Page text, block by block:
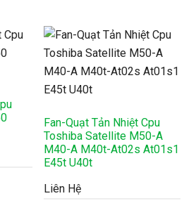
Fan-Quạt Tản Nhiệt Cpu
Toshiba Satellite M50-A
M40-A M40t-At02s At01s1
E45t U40t
Liên Hệ